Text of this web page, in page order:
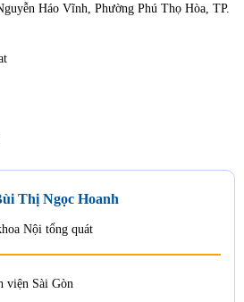
Háo Vĩnh, Phường Phú Thọ Hòa, TP.
Thị Ngọc Hoanh
Nội tổng quát
viện Sài Gòn